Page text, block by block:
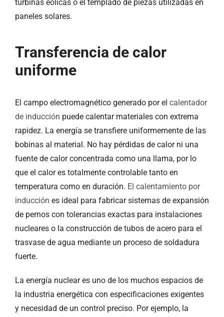
turbinas eólicas o el templado de piezas utilizadas en
paneles solares.
Transferencia de calor
uniforme
El campo electromagnético generado por el calentador
de inducción puede calentar materiales con extrema
rapidez. La energía se transfiere uniformemente de las
bobinas al material. No hay pérdidas de calor ni una
fuente de calor concentrada como una llama, por lo
que el calor es totalmente controlable tanto en
temperatura como en duración. El calentamiento por
inducción es ideal para fabricar sistemas de expansión
de pernos con tolerancias exactas para instalaciones
nucleares o la construcción de tubos de acero para el
trasvase de agua mediante un proceso de soldadura
fuerte.
La energía nuclear es uno de los muchos espacios de
la industria energética con especificaciones exigentes
y necesidad de un control preciso. Por ejemplo, la